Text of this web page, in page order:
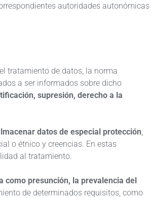
autoridades autonómicas
tratamiento de datos, la norma
a ser informados sobre dicho
supresión, derecho a la
datos de especial protección,
o étnico y creencias. En estas
al tratamiento.
como presunción, la prevalencia del
de determinados requisitos, como